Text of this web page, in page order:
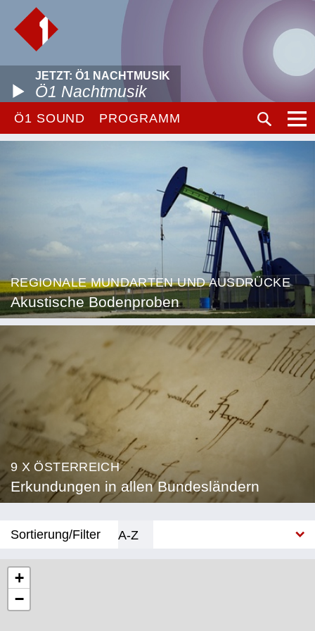
JETZT: Ö1 NACHTMUSIK
Ö1 Nachtmusik
Ö1 SOUND PROGRAMM
REGIONALE MUNDARTEN UND AUSDRÜCKE
Akustische Bodenproben
9 X ÖSTERREICH
Erkundungen in allen Bundesländern
Sortierung/Filter
A-Z
+
−